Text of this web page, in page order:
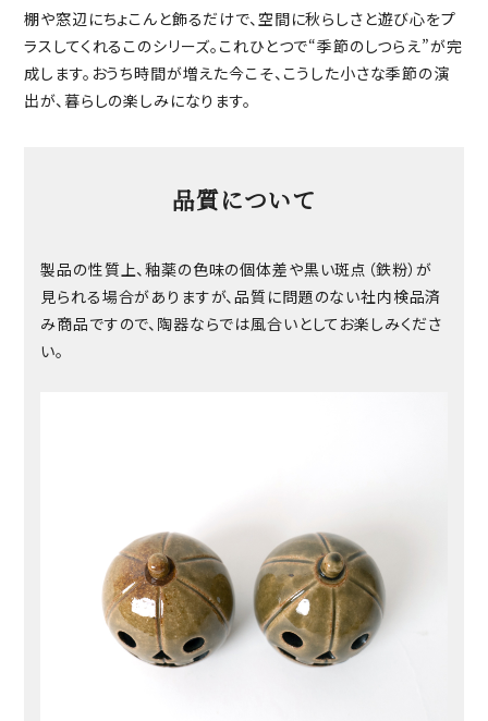
棚や窓辺にちょこんと飾るだけで、空間に秋らしさと遊び心をプ
ラスしてくれるこのシリーズ。これひとつで“季節のしつらえ”が完
成します。おうち時間が増えた今こそ、こうした小さな季節の演
出が、暮らしの楽しみになります。
品質について
製品の性質上、釉薬の色味の個体差や黒い斑点（鉄粉）が
見られる場合がありますが、品質に問題のない社内検品済
み商品ですので、陶器ならでは風合いとしてお楽しみくださ
い。